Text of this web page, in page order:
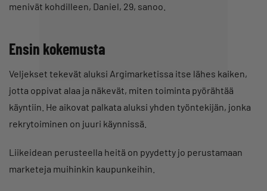
menivät kohdilleen, Daniel, 29, sanoo.
Ensin kokemusta
Veljekset tekevät aluksi Argimarketissa itse lähes kaiken,
jotta oppivat alaa ja näkevät, miten toiminta pyörähtää
käyntiin. He aikovat palkata aluksi yhden työntekijän, jonka
rekrytoiminen on juuri käynnissä.
Liikeidean perusteella heitä on pyydetty jo perustamaan
marketeja muihinkin kaupunkeihin.